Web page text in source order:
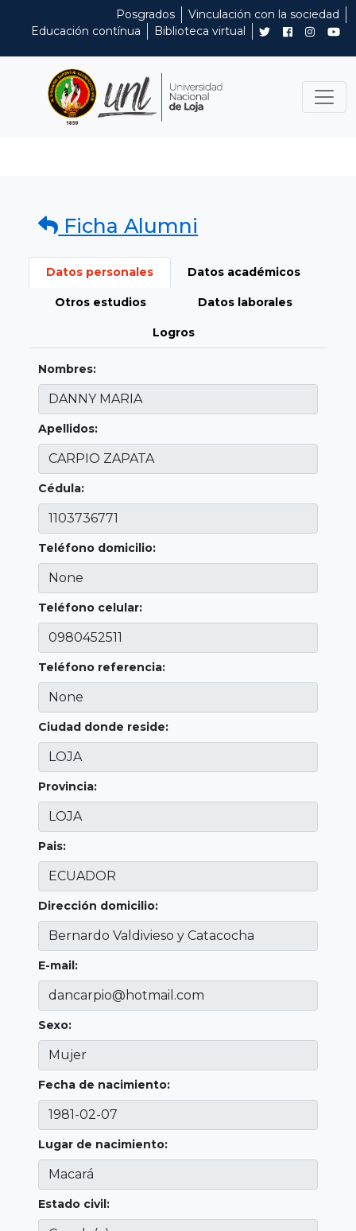
Posgrados
Vinculación con la sociedad
Educación contínua
Biblioteca virtual
Ficha Alumni
Datos personales Datos académicos
Otros estudios Datos laborales
Logros
Nombres:
Apellidos:
Cédula:
Teléfono domicilio:
Teléfono celular:
Teléfono referencia:
Ciudad donde reside:
Provincia:
Pais:
Dirección domicilio:
E-mail:
Sexo:
Fecha de nacimiento:
Lugar de nacimiento:
Estado civil: